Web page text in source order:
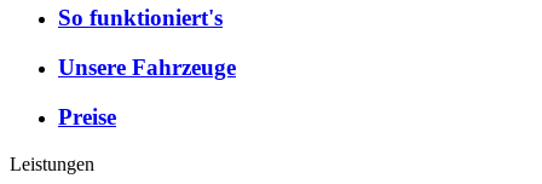
So funktioniert's
Unsere Fahrzeuge
Preise
Leistungen